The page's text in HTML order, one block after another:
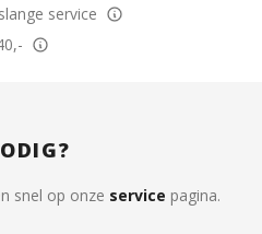
service
snel op onze service pagina.